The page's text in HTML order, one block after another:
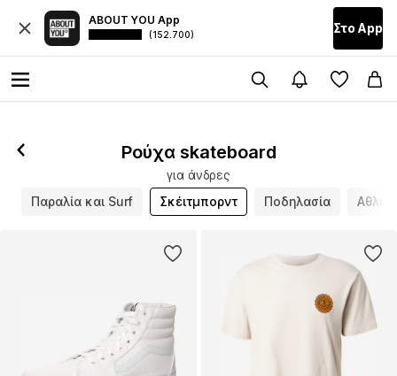
ABOUT YOU App
(152.700) Στο Αpp
Ρούχα skateboard
για άνδρες
Παραλία και Surf Σκέιτμπορντ Ποδηλασία